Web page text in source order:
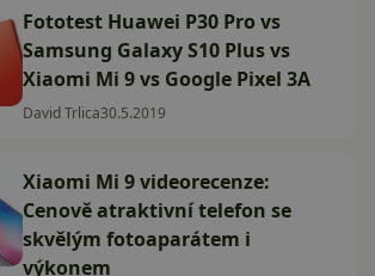
Fototest Huawei P30 Pro vs
Samsung Galaxy S10 Plus vs
Xiaomi Mi 9 vs Google Pixel 3A
David Trlica30.5.2019
Xiaomi Mi 9 videorecenze:
Cenově atraktivní telefon se
skvělým fotoaparátem i
výkonem